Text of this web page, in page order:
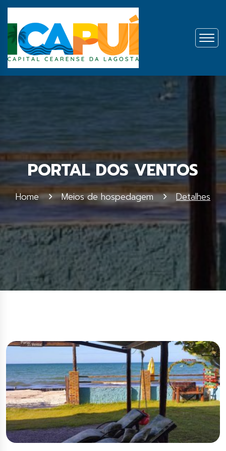
PORTAL DOS VENTOS
Home Meios de hospedagem Detalhes